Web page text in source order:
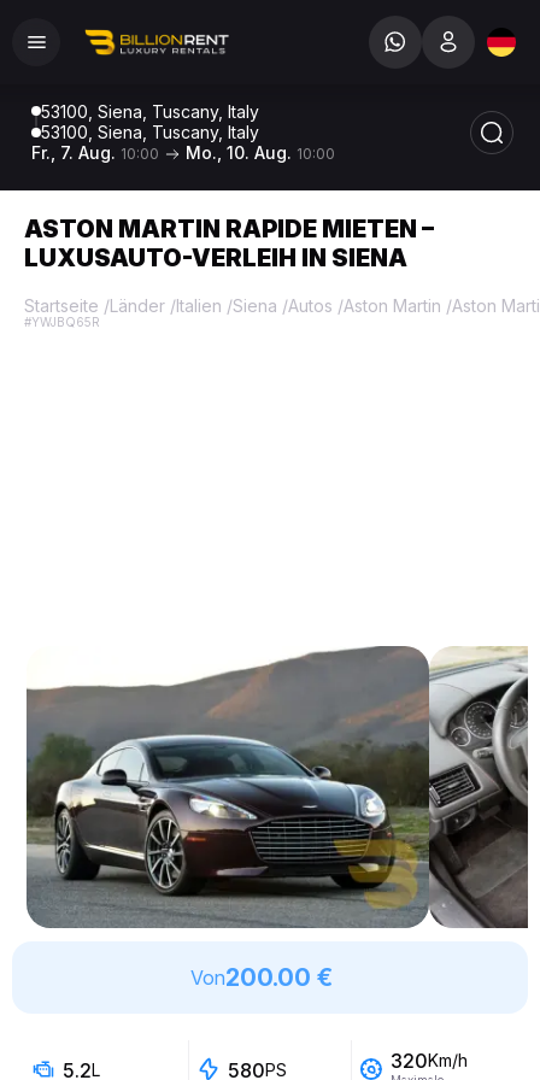
53100, Siena, Tuscany, Italy
53100, Siena, Tuscany, Italy
Fr., 7. Aug. 10:00 Mo., 10. Aug. 10:00
ASTON MARTIN RAPIDE MIETEN –
LUXUSAUTO-VERLEIH IN SIENA
Startseite /Länder /Italien /Siena /Autos /Aston Martin /Aston
#YWJBQ65R
Von200.00 €
5.2L 580PS 320Km/h